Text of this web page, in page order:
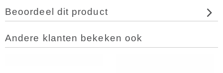
Beoordeel dit product
Andere klanten bekeken ook